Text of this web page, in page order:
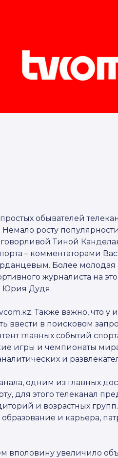
обывателей
Немало росту
Тиной
– комментаторами
Более молодая
журналиста на
Юрия Дудя.
Также важно, что у
ввести в поисковом
главных событий
игры и чемпионаты
и
одним из главных
для этого телеканал
и возрастных
и карьера,
вполовину увеличило